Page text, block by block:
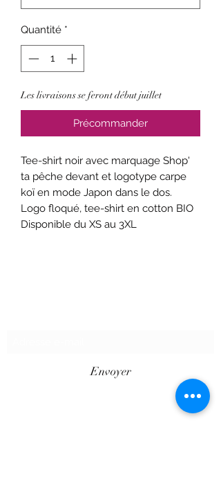
Quantité *
Les livraisons se feront début juillet
Précommander
Tee-shirt noir avec marquage Shop'
ta pêche devant et logotype carpe
koï en mode Japon dans le dos.
Logo floqué, tee-shirt en cotton BIO
Disponible du XS au 3XL
Envoyer